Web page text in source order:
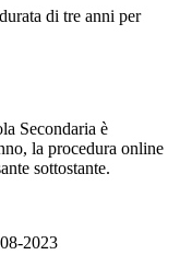
di tre anni per
Secondaria è
la procedura online
sottostante.
2023